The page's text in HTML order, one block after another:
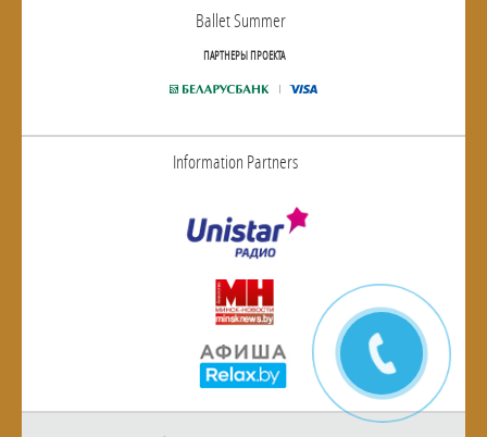
Ballet Summer
ПАРТНЕРЫ ПРОЕКТА
Information Partners